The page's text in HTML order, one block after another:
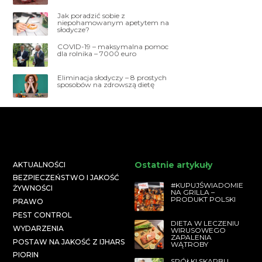
Jak poradzić sobie z
niepohamowanym apetytem na
słodycze?
COVID-19 – maksymalna pomoc
dla rolnika – 7000 euro
Eliminacja słodyczy – 8 prostych
sposobów na zdrowszą dietę
AKTUALNOŚCI
BEZPIECZEŃSTWO I JAKOŚĆ
ŻYWNOŚCI
PRAWO
PEST CONTROL
WYDARZENIA
POSTAW NA JAKOŚĆ Z IJHARS
PIORIN
Ostatnie artykuły
#KUPUJŚWIADOMIE
NA GRILLA –
PRODUKT POLSKI
DIETA W LECZENIU
WIRUSOWEGO
ZAPALENIA
WĄTROBY